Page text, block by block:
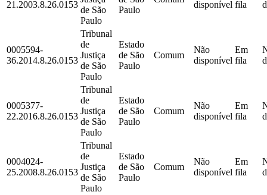
21.2003.8.26.0153
de São
Paulo
Paulo
disponível fila
0005594-
36.2014.8.26.0153
Tribunal
de
Justiça
de São
Paulo
Estado
de São
Paulo
Comum
Não
disponível
Em
fila
0005377-
22.2016.8.26.0153
Tribunal
de
Justiça
de São
Paulo
Estado
de São
Paulo
Comum
Não
disponível
Em
fila
0004024-
25.2008.8.26.0153
Tribunal
de
Justiça
de São
Paulo
Estado
de São
Paulo
Comum
Não
disponível
Em
fila